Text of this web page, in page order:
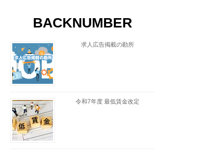
BACKNUMBER
求人広告掲載の勘所
令和7年度 最低賃金改定